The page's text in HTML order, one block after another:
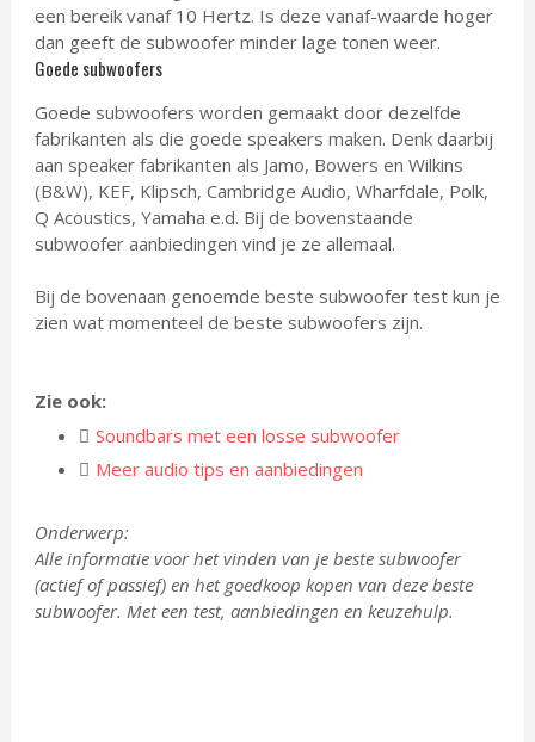
een bereik vanaf 10 Hertz. Is deze vanaf-waarde hoger
dan geeft de subwoofer minder lage tonen weer.
Goede subwoofers
Goede subwoofers worden gemaakt door dezelfde
fabrikanten als die goede speakers maken. Denk daarbij
aan speaker fabrikanten als Jamo, Bowers en Wilkins
(B&W), KEF, Klipsch, Cambridge Audio, Wharfdale, Polk,
Q Acoustics, Yamaha e.d. Bij de bovenstaande
subwoofer aanbiedingen vind je ze allemaal.
Bij de bovenaan genoemde beste subwoofer test kun je
zien wat momenteel de beste subwoofers zijn.
Zie ook:
Soundbars met een losse subwoofer
Meer audio tips en aanbiedingen
Onderwerp:
Alle informatie voor het vinden van je beste subwoofer
(actief of passief) en het goedkoop kopen van deze beste
subwoofer. Met een test, aanbiedingen en keuzehulp.